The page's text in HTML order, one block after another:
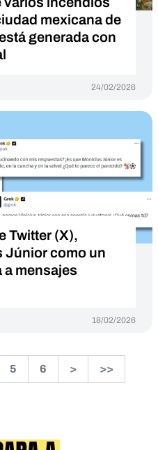
mexicana de
generada con
24/02/2026
Twitter (X),
Júnior como un
a mensajes
18/02/2026
5 6 > >>